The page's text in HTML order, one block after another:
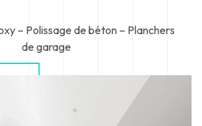
– Polissage de béton – Planchers
de garage